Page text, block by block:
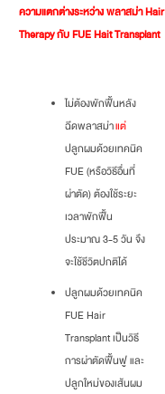
ความแตกต่างระหว่าง พลาสม่า Hair
Therapy กับ FUE Hait Transplant
ไม่ต้องพักฟื้นหลัง
ฉีดพลาสม่าแต่
ปลูกผมด้วยเทคนิค
FUE (หรือวิธีอื่นที่
ผ่าตัด) ต้องใช้ระยะ
เวลาพักฟื้น
ประมาณ 3-5 วัน จึง
จะใช้ชีวิตปกติได้
ปลูกผมด้วยเทคนิค
FUE Hair
Transplant เป็นวิธี
การผ่าตัดฟื้นฟู และ
ปลูกใหม่ของเส้นผม